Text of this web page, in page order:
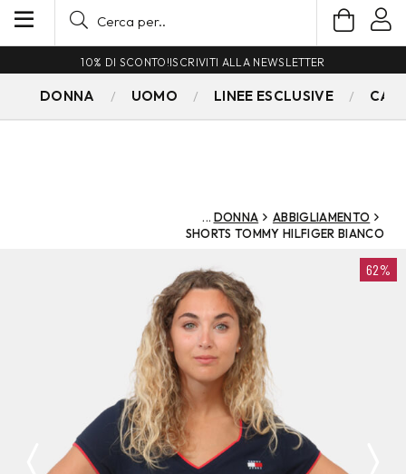
10% DI SCONTO!ISCRIVITI ALLA NEWSLETTER
DONNA UOMO LINEE ESCLUSIVE
DONNA
ABBIGLIAMENTO
SHORTS TOMMY HILFIGER BIANCO
62%